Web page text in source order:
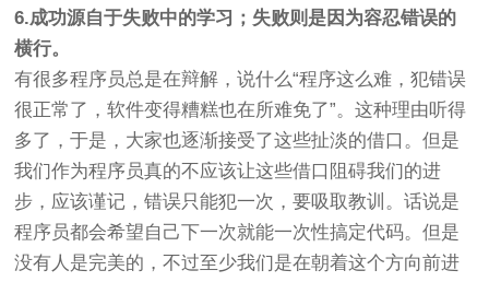
6.成功源自于失败中的学习；失败则是因为容忍错误的
横行。
有很多程序员总是在辩解，说什么“程序这么难，犯错误
很正常了，软件变得糟糕也在所难免了”。这种理由听得
多了，于是，大家也逐渐接受了这些扯淡的借口。但是
我们作为程序员真的不应该让这些借口阻碍我们的进
步，应该谨记，错误只能犯一次，要吸取教训。话说是
程序员都会希望自己下一次就能一次性搞定代码。但是
没有人是完美的，不过至少我们是在朝着这个方向前进